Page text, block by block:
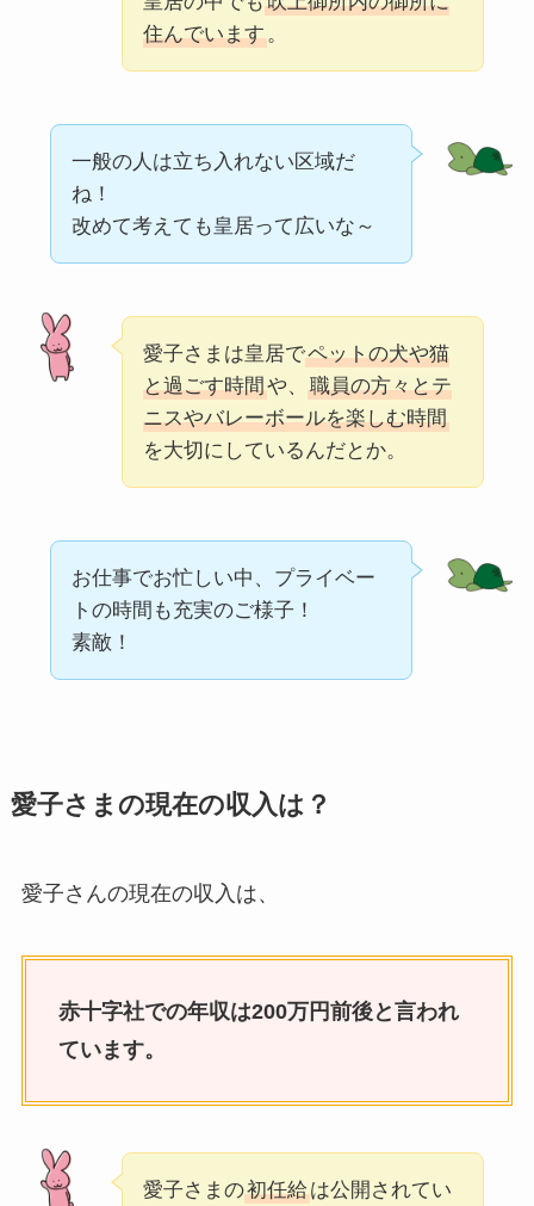
住んでいます。
一般の人は立ち入れない区域だ
ね！
改めて考えても皇居って広いな～
愛子さまは皇居でペットの犬や猫
と過ごす時間や、
職員の方々とテ
ニスやバレーボールを楽しむ時間
を大切にしているんだとか。
お仕事でお忙しい中、プライベー
トの時間も充実のご様子！
素敵！
愛子さまの現在の収入は？
愛子さんの現在の収入は、
赤十字社での年収は200万円前後と言われ
ています。
愛子さまの初任給は公開されてい